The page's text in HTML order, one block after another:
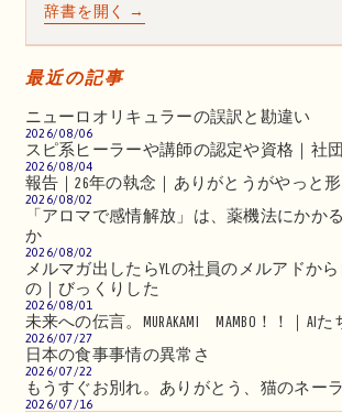
辞書を開く →
最近の記事
ニューロオリキュラーの誤訳と勘違い
2026/08/06
スピ系ヒーラーや講師の認定や資格｜社
2026/08/04
報告｜26年の執念｜ありがとうがやっと
2026/08/02
「アロマで感情解放」は、薬機法にかか
か
2026/08/02
メルマガ出したらYLの社員のメルアドか
の｜びっくりした
2026/08/01
未来への伝言。MURAKAMI MAMBO！！｜AI
2026/07/27
日本の食事事情の異常さ
2026/07/22
もうすぐお別れ。ありがとう、猫のネーラ
2026/07/16